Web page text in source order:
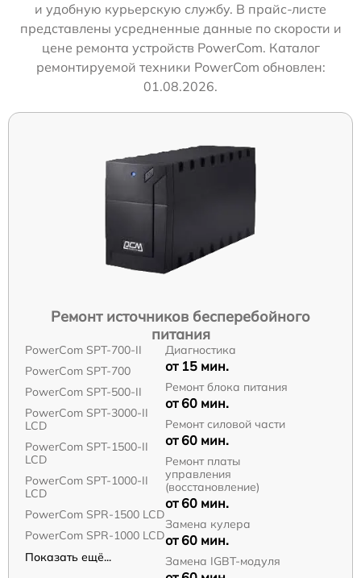
и удобную курьерскую службу. В прайс-листе
представлены усредненные данные по скорости и
цене ремонта устройств PowerCom. Каталог
ремонтируемой техники PowerCom обновлен:
01.08.2026.
Ремонт источников бесперебойного
питания
PowerCom SPT-700-II
PowerCom SPT-700
PowerCom SPT-500-II
PowerCom SPT-3000-II
LCD
PowerCom SPT-1500-II
LCD
PowerCom SPT-1000-II
LCD
PowerCom SPR-1500 LCD
PowerCom SPR-1000 LCD
Показать ещё...
Диагностика
от 15 мин.
Ремонт блока питания
от 60 мин.
Ремонт силовой части
от 60 мин.
Ремонт платы
управления
(восстановление)
от 60 мин.
Замена кулера
от 60 мин.
Замена IGBT-модуля